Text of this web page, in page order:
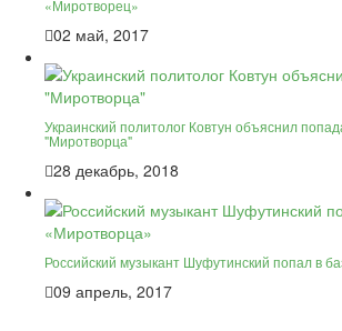
«Миротворец»
02 май, 2017
Украинский политолог Ковтун объяснил
"Миротворца"
28 декабрь, 2018
Российский музыкант Шуфутинский попал в
09 апрель, 2017